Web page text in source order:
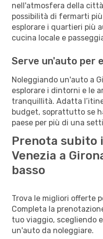
nell'atmosfera della
possibilità di fermarti
esplorare i quartieri più
cucina locale e
Serve un'auto per
Noleggiando un'auto a
esplorare i dintorni e le
tranquillità. Adatta
budget, soprattutto se
paese per più di una
Prenota subito
Venezia a
basso
Trova le migliori offerte
Completa la
tuo viaggio, scegliendo
un'auto da noleggiare.